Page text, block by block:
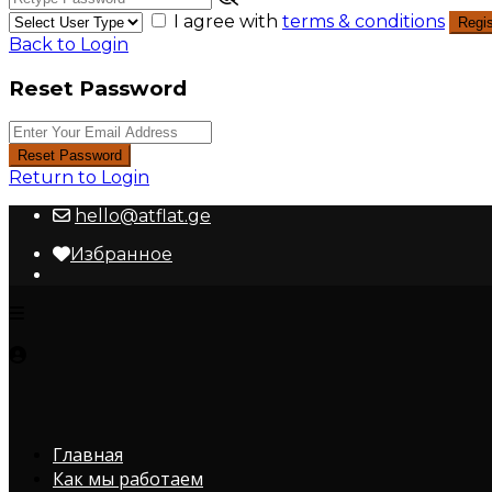
I agree with terms & conditions
Back to Login
Reset Password
Reset Password
Return to Login
hello@atflat.ge
Избранное
Главная
Как мы работаем